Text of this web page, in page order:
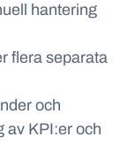
hantering
flera separata
och
av KPI:er och